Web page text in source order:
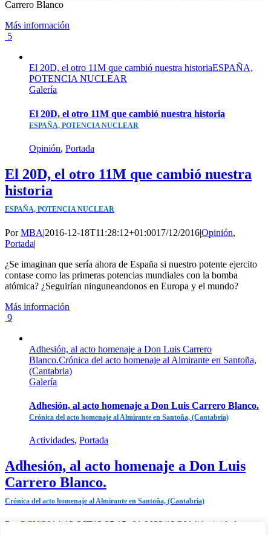
Carrero Blanco
Más información
5
El 20D, el otro 11M que cambió nuestra historiaESPAÑA,
POTENCIA NUCLEAR
Galería
El 20D, el otro 11M que cambió nuestra historia
ESPAÑA, POTENCIA NUCLEAR
Opinión, Portada
El 20D, el otro 11M que cambió nuestra
historia
ESPAÑA, POTENCIA NUCLEAR
PorMBA|2016-12-18T11:28:12+01:0017/12/2016|Opinión,
Portada|
¿Se imaginan que sería ahora de España si nuestro potente ejercito
contase como las primeras potencias mundiales con la bomba
atómica? ¿Seguirían ninguneandonos en Europa y el mundo?
Más información
9
Adhesión, al acto homenaje a Don Luis Carrero
Blanco.Crónica del acto homenaje al Almirante en Santoña,
(Cantabria)
Galería
Adhesión, al acto homenaje a Don Luis Carrero Blanco.
Crónica del acto homenaje al Almirante en Santoña, (Cantabria)
Actividades, Portada
Adhesión, al acto homenaje a Don Luis
Carrero Blanco.
Crónica del acto homenaje al Almirante en Santoña, (Cantabria)
Por PCV|2014-12-26T13:35:15+01:0023/12/2014| Actividades